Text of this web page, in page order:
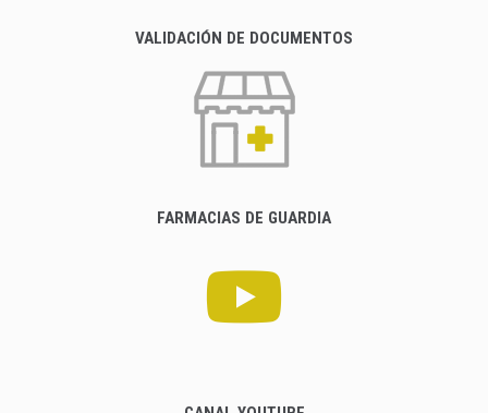
VALIDACIÓN DE DOCUMENTOS
FARMACIAS DE GUARDIA